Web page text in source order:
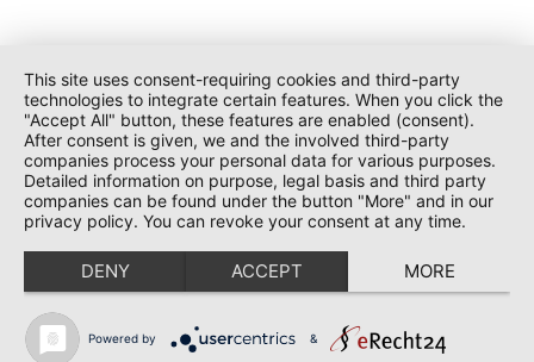
This site uses consent-requiring cookies and third-party
technologies to integrate certain features. When you click the
"Accept All" button, these features are enabled (consent).
After consent is given, we and the involved third-party
companies process your personal data for various purposes.
Detailed information on purpose, legal basis and third party
companies can be found under the button "More" and in our
privacy policy. You can revoke your consent at any time.
DENY ACCEPT MORE
Powered by &